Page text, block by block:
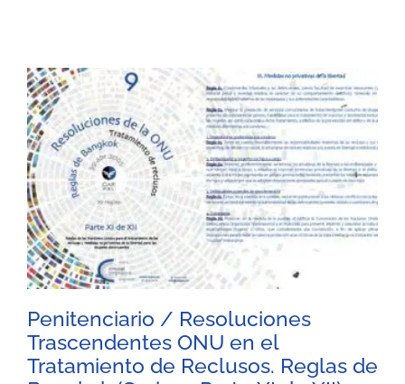
Penitenciario / Resoluciones
Trascendentes ONU en el
Tratamiento de Reclusos. Reglas de